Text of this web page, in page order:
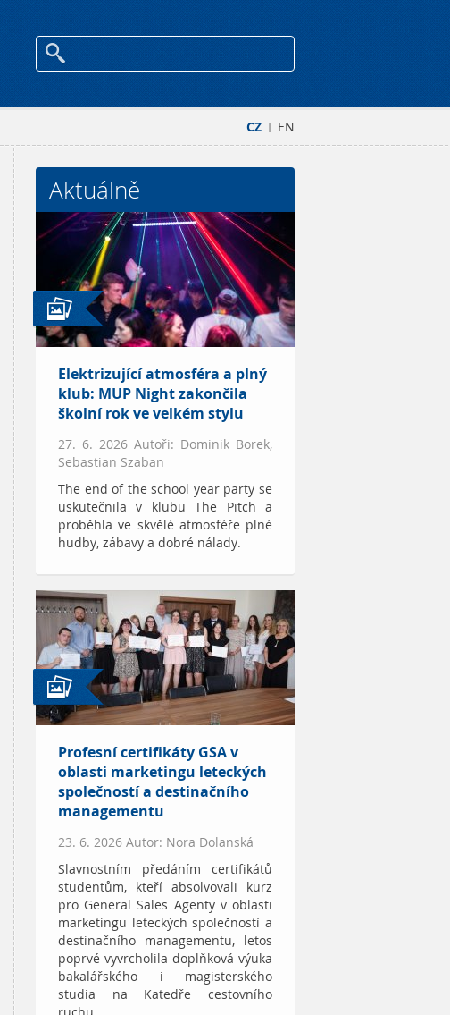
CZ | EN
Aktuálně
Elektrizující atmosféra a plný
klub: MUP Night zakončila
školní rok ve velkém stylu
27. 6. 2026 Autoři: Dominik Borek,
Sebastian Szaban
The end of the school year party se
uskutečnila v klubu The Pitch a
proběhla ve skvělé atmosféře plné
hudby, zábavy a dobré nálady.
Profesní certifikáty GSA v
oblasti marketingu leteckých
společností a destinačního
managementu
23. 6. 2026 Autor: Nora Dolanská
Slavnostním předáním certifikátů
studentům, kteří absolvovali kurz
pro General Sales Agenty v oblasti
marketingu leteckých společností a
destinačního managementu, letos
poprvé vyvrcholila doplňková výuka
bakalářského i magisterského
studia na Katedře cestovního